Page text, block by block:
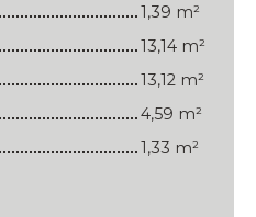
1,39 m²
13,14 m²
13,12 m²
4,59 m²
1,33 m²